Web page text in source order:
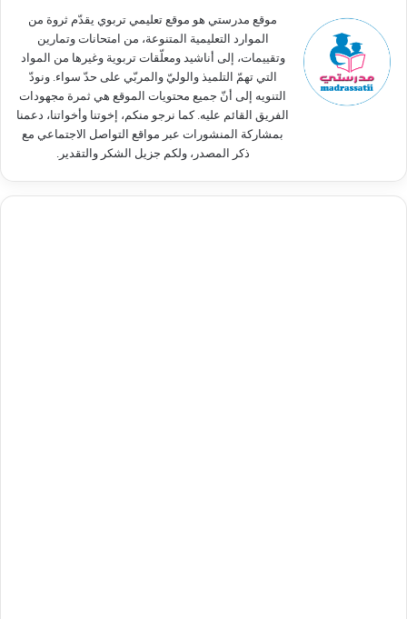
موقع مدرستي هو موقع تعليمي تربوي يقدّم ثروة من
الموارد التعليمية المتنوعة، من امتحانات وتمارين
وتقييمات، إلى أناشيد ومعلّقات تربوية وغيرها من المواد
التي تهمّ التلميذ والوليّ والمربّي على حدّ سواء. ونودّ
التنويه إلى أنّ جميع محتويات الموقع هي ثمرة مجهودات
الفريق القائم عليه. كما نرجو منكم، إخوتنا وأخواتنا، دعمنا
بمشاركة المنشورات عبر مواقع التواصل الاجتماعي مع
ذكر المصدر، ولكم جزيل الشكر والتقدير.